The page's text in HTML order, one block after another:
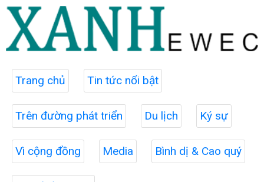
Trang chủ Tin tức nổi bật
Trên đường phát triển Du lịch Ký sự
Vì cộng đồng Media Bình dị & Cao quý